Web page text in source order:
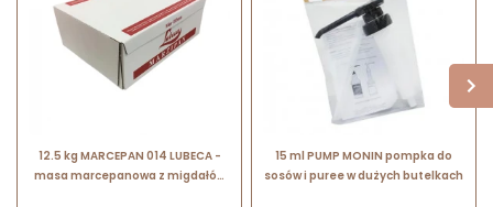
12.5 kg MARCEPAN 014 LUBECA -
masa marcepanowa z migdałów
15 ml PUMP MONIN pompka do
sosów i puree w dużych butelkach